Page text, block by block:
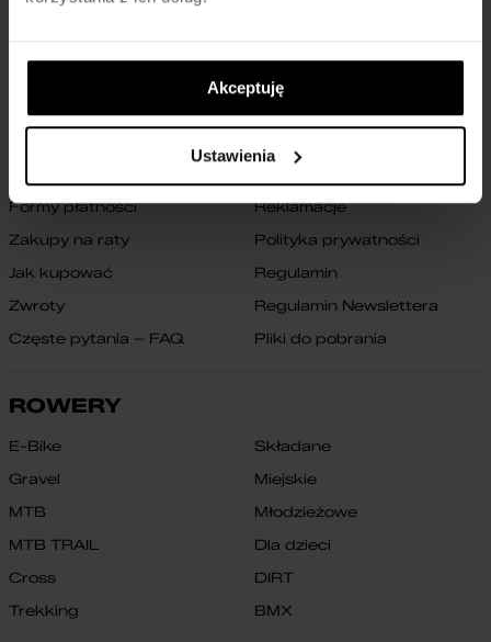
Akceptuję
Ustawienia
Gwarancja na ramę
Znajdź sklep
Zmień ustawienia cookies
cyfrowej
Formy płatności
Zakupy na raty
Jak kupować
Zwroty
Częste pytania – FAQ
Reklamacje
Polityka prywatności
Regulamin
Regulamin Newslettera
Pliki do pobrania
ROWERY
E-Bike
Gravel
MTB
MTB TRAIL
Cross
Trekking
Składane
Miejskie
Młodzieżowe
Dla dzieci
DIRT
BMX